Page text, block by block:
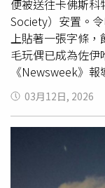
平均數字蓋過去，
班平均』，那就不
『全日平均護病
界要的是每一班都
病人不是平均數
夜班的人力不足
病房的高壓負荷
琴強調，「不可抗
，例如重大疫
論例外處理與合
留任不力、排班
便被送往卡佛斯
Society）安置。
上貼著一張字條，
毛玩偶已成為佐
《Newsweek》
會在今年2月22日
機構時，旁邊還
娃，表現出無助又
科特人道協會執
是被送往潘寧頓
抵達時，籠子上
03月12日, 2026